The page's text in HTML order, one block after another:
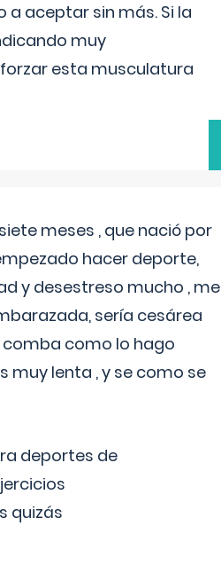
a aceptar sin más. Si la
muy
esta musculatura
meses , que nació por
hacer deporte,
y desestreso mucho , me
sería cesárea
comba como lo hago
muy lenta , y se como se
deportes de
quizás